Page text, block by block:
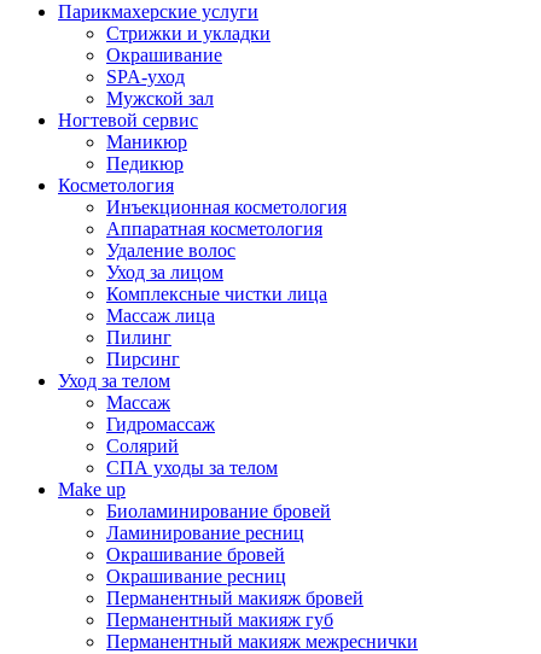
Парикмахерские услуги
Стрижки и укладки
Окрашивание
SPA-уход
Мужской зал
Ногтевой сервис
Маникюр
Педикюр
Косметология
Инъекционная косметология
Аппаратная косметология
Удаление волос
Уход за лицом
Комплексные чистки лица
Массаж лица
Пилинг
Пирсинг
Уход за телом
Массаж
Гидромассаж
Солярий
СПА уходы за телом
Make up
Биоламинирование бровей
Ламинирование ресниц
Окрашивание бровей
Окрашивание ресниц
Перманентный макияж бровей
Перманентный макияж губ
Перманентный макияж межреснички